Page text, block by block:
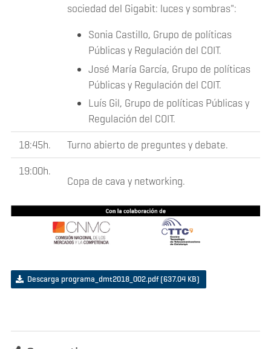
sociedad del Gigabit: luces y sombras":
Sonia Castillo, Grupo de políticas
Públicas y Regulación del COIT.
José María García, Grupo de políticas
Públicas y Regulación del COIT.
Luís Gil, Grupo de políticas Públicas y
Regulación del COIT.
18:45h.
Turno abierto de preguntes y debate.
19:00h.
Copa de cava y networking.
Descarga programa_dmt2018_002.pdf(637.04 KB)